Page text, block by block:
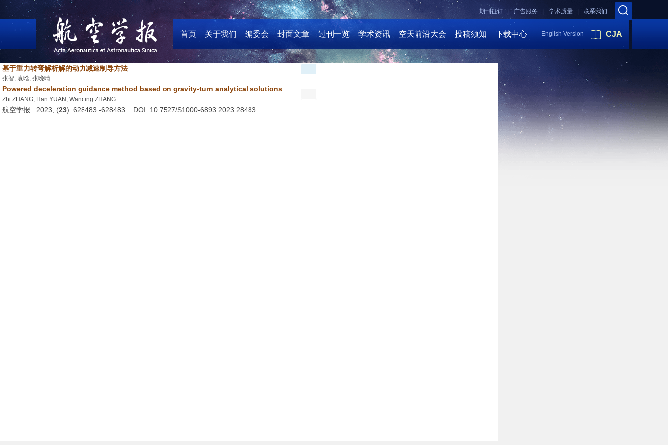
联系我们
学术质量 |
广告服务 |
期刊征订 |
首页 关于我们 编委会 封面文章 过刊一览 学术资讯 空天前沿大会 投稿须知 下载中心 English Version CJA
基于重力转弯解析解的动力减速制导方法
张智, 袁晗, 张晚晴
Powered deceleration guidance method based on gravity-turn analytical solutions
Zhi ZHANG, Han YUAN, Wanqing ZHANG
航空学报 . 2023, (23): 628483 -628483 . DOI: 10.7527/S1000-6893.2023.28483